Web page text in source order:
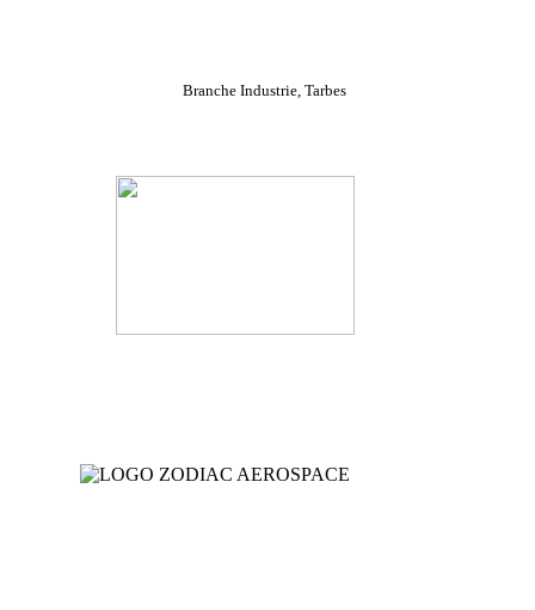
Branche Industrie, Tarbes